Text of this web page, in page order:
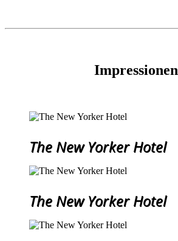
Impressionen
The New Yorker Hotel
The New Yorker Hotel